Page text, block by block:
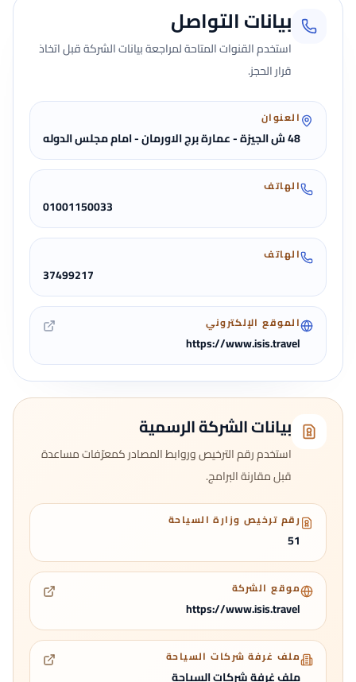
بيانات التواصل
استخدم القنوات المتاحة لمراجعة بيانات الشركة قبل اتخاذ
قرار الحجز.
العنوان
48 ش الجيزة - عمارة برج الاورمان - امام مجلس الدوله
الهاتف
01001150033
الهاتف
37499217
الموقع الإلكتروني
https://www.isis.travel
بيانات الشركة الرسمية
استخدم رقم الترخيص وروابط المصادر كمعرّفات مساعدة
قبل مقارنة البرامج.
رقم ترخيص وزارة السياحة
51
موقع الشركة
https://www.isis.travel
ملف غرفة شركات السياحة
ملف غرفة شركات السياحة